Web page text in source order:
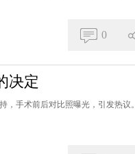
0
决定
，手术前后对比照曝光，引发热议。